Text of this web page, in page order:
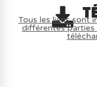
Tous les liens sont
différentes parties